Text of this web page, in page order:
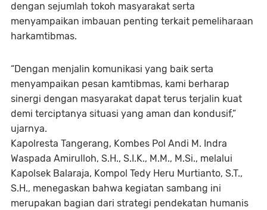
dengan sejumlah tokoh masyarakat serta
menyampaikan imbauan penting terkait pemeliharaan
harkamtibmas.
“Dengan menjalin komunikasi yang baik serta
menyampaikan pesan kamtibmas, kami berharap
sinergi dengan masyarakat dapat terus terjalin kuat
demi terciptanya situasi yang aman dan kondusif,”
ujarnya.
Kapolresta Tangerang, Kombes Pol Andi M. Indra
Waspada Amirulloh, S.H., S.I.K., M.M., M.Si., melalui
Kapolsek Balaraja, Kompol Tedy Heru Murtianto, S.T.,
S.H., menegaskan bahwa kegiatan sambang ini
merupakan bagian dari strategi pendekatan humanis